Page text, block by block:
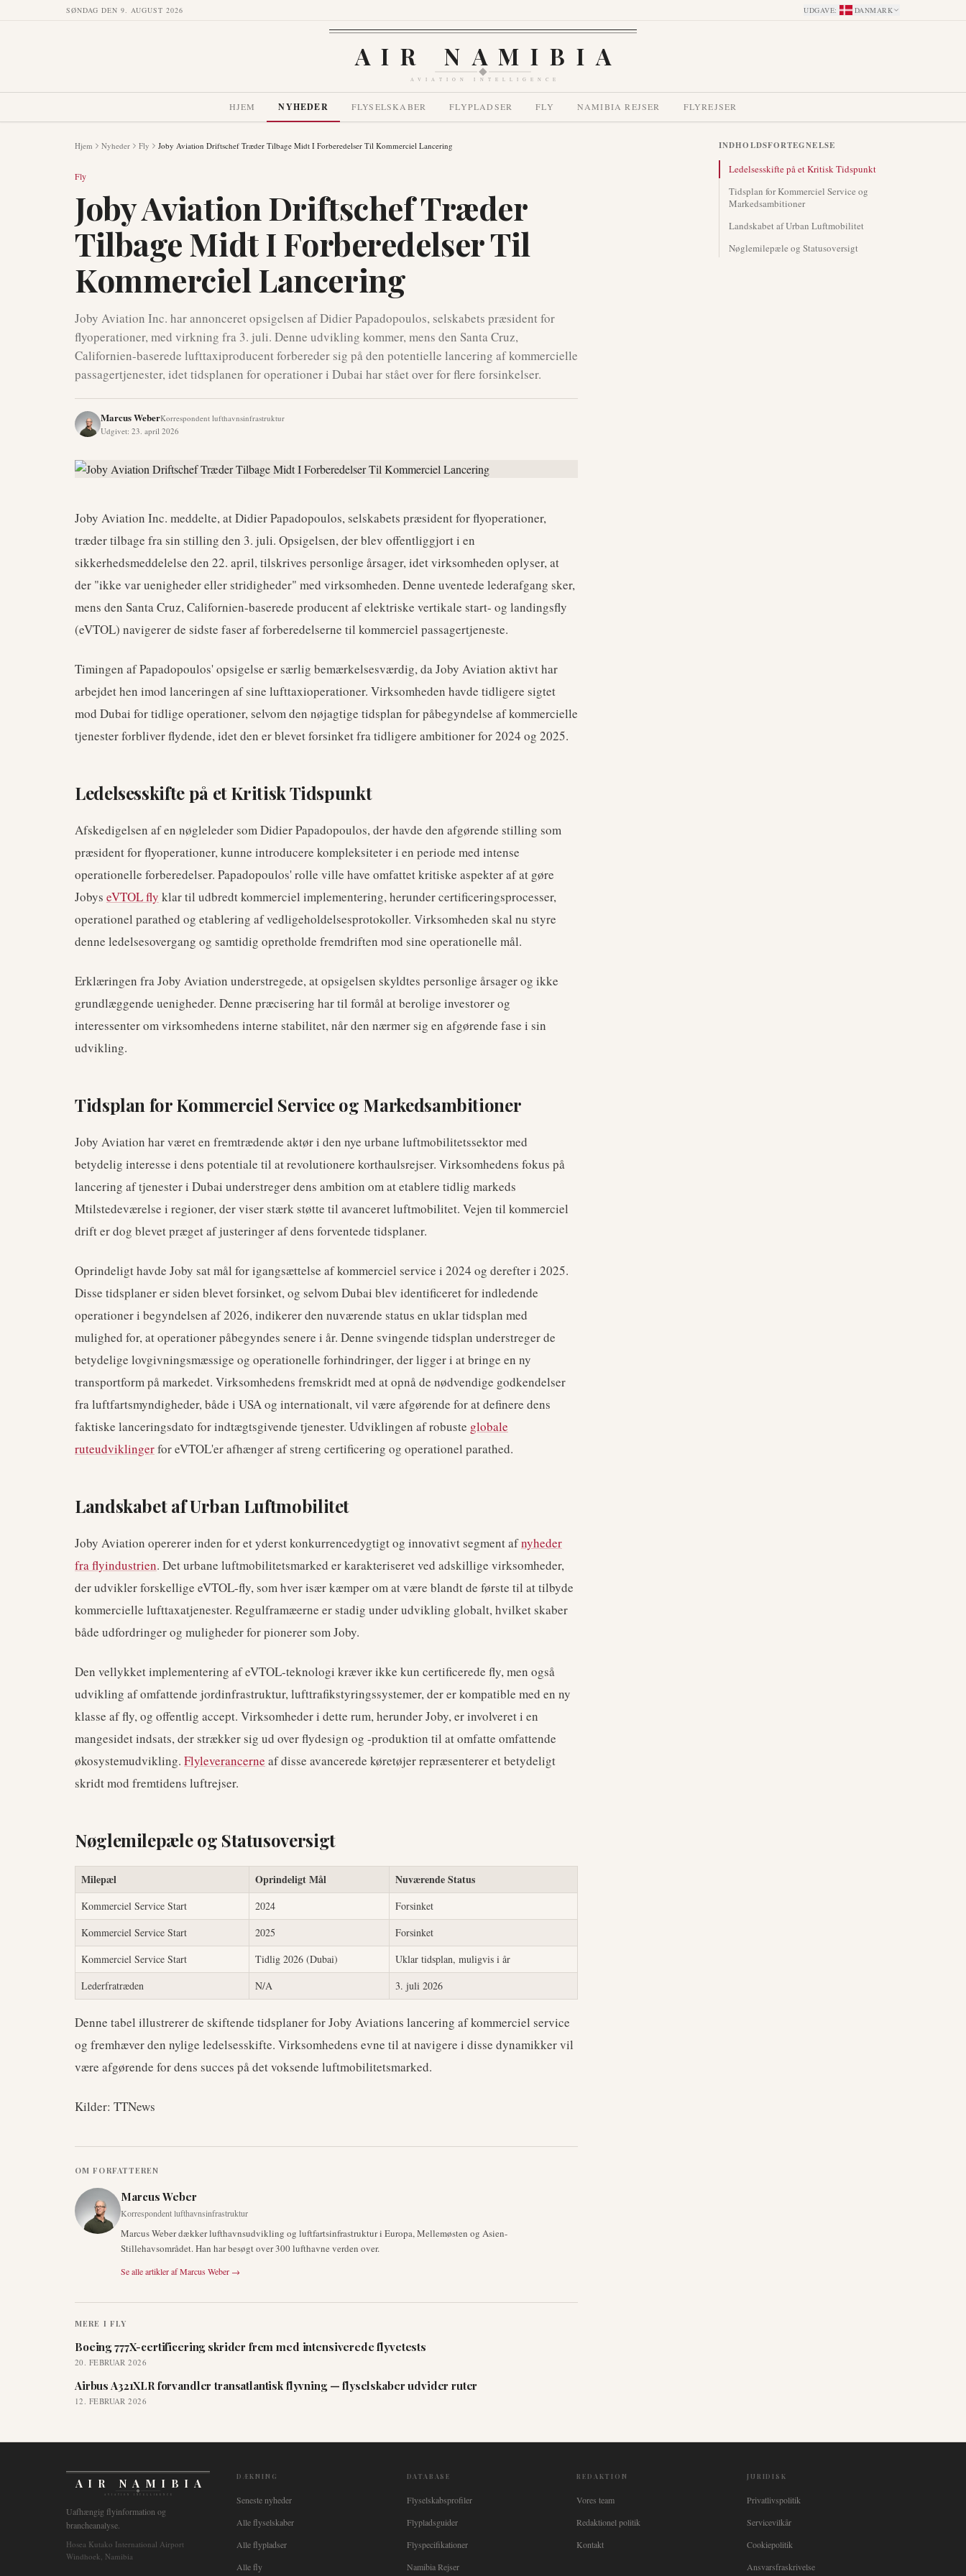
SØNDAG DEN 9. AUGUST 2026 UDGAVE: DANMARK
AIR NAMIBIA
AVIATION INTELLIGENCE
HJEM NYHEDER FLYSELSKABER FLYPLADSER FLY NAMIBIA REJSER FLYREJSER
Hjem Nyheder Fly Joby Aviation Driftschef Træder Tilbage Midt I Forberedelser Til Kommerciel Lancering
Fly
Joby Aviation Driftschef Træder
Tilbage Midt I Forberedelser Til
Kommerciel Lancering
Joby Aviation Inc. har annonceret opsigelsen af Didier Papadopoulos, selskabets præsident for
flyoperationer, med virkning fra 3. juli. Denne udvikling kommer, mens den Santa Cruz,
Californien-baserede lufttaxiproducent forbereder sig på den potentielle lancering af kommercielle
passagertjenester, idet tidsplanen for operationer i Dubai har stået over for flere forsinkelser.
Marcus WeberKorrespondent lufthavnsinfrastruktur
Udgivet: 23. april 2026
Joby Aviation Inc. meddelte, at Didier Papadopoulos, selskabets præsident for flyoperationer,
træder tilbage fra sin stilling den 3. juli. Opsigelsen, der blev offentliggjort i en
sikkerhedsmeddelelse den 22. april, tilskrives personlige årsager, idet virksomheden oplyser, at
der "ikke var uenigheder eller stridigheder" med virksomheden. Denne uventede lederafgang sker,
mens den Santa Cruz, Californien-baserede producent af elektriske vertikale start- og landingsfly
(eVTOL) navigerer de sidste faser af forberedelserne til kommerciel passagertjeneste.
Timingen af Papadopoulos' opsigelse er særlig bemærkelsesværdig, da Joby Aviation aktivt har
arbejdet hen imod lanceringen af sine lufttaxioperationer. Virksomheden havde tidligere sigtet
mod Dubai for tidlige operationer, selvom den nøjagtige tidsplan for påbegyndelse af kommercielle
tjenester forbliver flydende, idet den er blevet forsinket fra tidligere ambitioner for 2024 og 2025.
Ledelsesskifte på et Kritisk Tidspunkt
Afskedigelsen af en nøgleleder som Didier Papadopoulos, der havde den afgørende stilling som
præsident for flyoperationer, kunne introducere kompleksiteter i en periode med intense
operationelle forberedelser. Papadopoulos' rolle ville have omfattet kritiske aspekter af at gøre
Jobys eVTOL fly klar til udbredt kommerciel implementering, herunder certificeringsprocesser,
operationel parathed og etablering af vedligeholdelsesprotokoller. Virksomheden skal nu styre
denne ledelsesovergang og samtidig opretholde fremdriften mod sine operationelle mål.
Erklæringen fra Joby Aviation understregede, at opsigelsen skyldtes personlige årsager og ikke
grundlæggende uenigheder. Denne præcisering har til formål at berolige investorer og
interessenter om virksomhedens interne stabilitet, når den nærmer sig en afgørende fase i sin
udvikling.
Tidsplan for Kommerciel Service og Markedsambitioner
Joby Aviation har været en fremtrædende aktør i den nye urbane luftmobilitetssektor med
betydelig interesse i dens potentiale til at revolutionere korthaulsrejser. Virksomhedens fokus på
lancering af tjenester i Dubai understreger dens ambition om at etablere tidlig markeds
Mtilstedeværelse i regioner, der viser stærk støtte til avanceret luftmobilitet. Vejen til kommerciel
drift er dog blevet præget af justeringer af dens forventede tidsplaner.
Oprindeligt havde Joby sat mål for igangsættelse af kommerciel service i 2024 og derefter i 2025.
Disse tidsplaner er siden blevet forsinket, og selvom Dubai blev identificeret for indledende
operationer i begyndelsen af 2026, indikerer den nuværende status en uklar tidsplan med
mulighed for, at operationer påbegyndes senere i år. Denne svingende tidsplan understreger de
betydelige lovgivningsmæssige og operationelle forhindringer, der ligger i at bringe en ny
transportform på markedet. Virksomhedens fremskridt med at opnå de nødvendige godkendelser
fra luftfartsmyndigheder, både i USA og internationalt, vil være afgørende for at definere dens
faktiske lanceringsdato for indtægtsgivende tjenester. Udviklingen af robuste globale
ruteudviklingerfor eVTOL'er afhænger af streng certificering og operationel parathed.
Landskabet af Urban Luftmobilitet
Joby Aviation opererer inden for et yderst konkurrencedygtigt og innovativt segment afnyheder
fra flyindustrien. Det urbane luftmobilitetsmarked er karakteriseret ved adskillige virksomheder,
der udvikler forskellige eVTOL-fly, som hver især kæmper om at være blandt de første til at tilbyde
kommercielle lufttaxatjenester. Regulframæerne er stadig under udvikling globalt, hvilket skaber
både udfordringer og muligheder for pionerer som Joby.
Den vellykket implementering af eVTOL-teknologi kræver ikke kun certificerede fly, men også
udvikling af omfattende jordinfrastruktur, lufttrafikstyringssystemer, der er kompatible med en ny
klasse af fly, og offentlig accept. Virksomheder i dette rum, herunder Joby, er involveret i en
mangesidet indsats, der strækker sig ud over flydesign og -produktion til at omfatte omfattende
økosystemudvikling. Flyleverancerne af disse avancerede køretøjer repræsenterer et betydeligt
skridt mod fremtidens luftrejser.
Nøglemilepæle og Statusoversigt
Milepæl Oprindeligt Mål Nuværende Status
Kommerciel Service Start 2024
Forsinket
Kommerciel Service Start
2025
Forsinket
Kommerciel Service Start
Tidlig 2026 (Dubai)
Uklar tidsplan, muligvis i år
Lederfratræden
N/A 3. juli 2026
Denne tabel illustrerer de skiftende tidsplaner for Joby Aviations lancering af kommerciel service
og fremhæver den nylige ledelsesskifte. Virksomhedens evne til at navigere i disse dynamikker vil
være afgørende for dens succes på det voksende luftmobilitetsmarked.
Kilder: TTNews
OM FORFATTEREN
Marcus Weber
Korrespondent lufthavnsinfrastruktur
Marcus Weber dækker lufthavnsudvikling og luftfartsinfrastruktur i Europa, Mellemøsten og Asien-
Stillehavsområdet. Han har besøgt over 300 lufthavne verden over.
Se alle artikler afMarcus Weber →
MERE I FLY
Boeing 777X-certificering skrider frem med intensiverede flyvetests
20. FEBRUAR 2026
Airbus A321XLR forvandler transatlantisk flyvning — flyselskaber udvider ruter
12. FEBRUAR 2026
INDHOLDSFORTEGNELSE
Ledelsesskifte på et Kritisk Tidspunkt
Tidsplan for Kommerciel Service og
Markedsambitioner
Landskabet af Urban Luftmobilitet
Nøglemilepæle og Statusoversigt
AIR NAMIBIA
AVIATION INTELLIGENCE
Uafhængig flyinformation og
brancheanalyse.
Hosea Kutako International Airport
Windhoek, Namibia
DÆKNING
Seneste nyheder
Alle flyselskaber
Alle flypladser
Alle fly
DATABASE
Flyselskabsprofiler
Flypladsguider
Flyspecifikationer
Namibia Rejser
REDAKTION
Vores team
Redaktionel politik
Kontakt
JURIDISK
Privatlivspolitik
Servicevilkår
Cookiepolitik
Ansvarsfraskrivelse